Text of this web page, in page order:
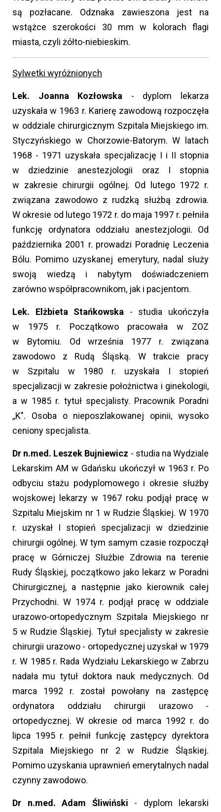
są pozłacane. Odznaka zawieszona jest na
wstążce szerokości 30 mm w kolorach flagi
miasta, czyli żółto-niebieskim.
Sylwetki wyróżnionych
Lek. Joanna Kozłowska - dyplom lekarza
uzyskała w 1963 r. Karierę zawodową rozpoczęła
w oddziale chirurgicznym Szpitala Miejskiego im.
Styczyńskiego w Chorzowie-Batorym. W latach
1968 - 1971 uzyskała specjalizację I i II stopnia
w dziedzinie anestezjologii oraz I stopnia
w zakresie chirurgii ogólnej. Od lutego 1972 r.
związana zawodowo z rudzką służbą zdrowia.
W okresie od lutego 1972 r. do maja 1997 r. pełniła
funkcję ordynatora oddziału anestezjologii. Od
października 2001 r. prowadzi Poradnię Leczenia
Bólu. Pomimo uzyskanej emerytury, nadal służy
swoją wiedzą i nabytym doświadczeniem
zarówno współpracownikom, jak i pacjentom.
Lek. Elżbieta Stańkowska - studia ukończyła
w 1975 r. Początkowo pracowała w ZOZ
w Bytomiu. Od września 1977 r. związana
zawodowo z Rudą Śląską. W trakcie pracy
w Szpitalu w 1980 r. uzyskała I stopień
specjalizacji w zakresie położnictwa i ginekologii,
a w 1985 r. tytuł specjalisty. Pracownik Poradni
,,K". Osoba o nieposzlakowanej opinii, wysoko
ceniony specjalista.
Dr n.med. Leszek Bujniewicz - studia na Wydziale
Lekarskim AM w Gdańsku ukończył w 1963 r. Po
odbyciu stażu podyplomowego i okresie służby
wojskowej lekarzy w 1967 roku podjął pracę w
Szpitalu Miejskim nr 1 w Rudzie Śląskiej. W 1970
r. uzyskał I stopień specjalizacji w dziedzinie
chirurgii ogólnej. W tym samym czasie rozpoczął
pracę w Górniczej Służbie Zdrowia na terenie
Rudy Śląskiej, początkowo jako lekarz w Poradni
Chirurgicznej, a następnie jako kierownik całej
Przychodni. W 1974 r. podjął pracę w oddziale
urazowo-ortopedycznym Szpitala Miejskiego nr
5 w Rudzie Śląskiej. Tytuł specjalisty w zakresie
chirurgii urazowo - ortopedycznej uzyskał w 1979
r. W 1985 r. Rada Wydziału Lekarskiego w Zabrzu
nadała mu tytuł doktora nauk medycznych. Od
marca 1992 r. został powołany na zastępcę
ordynatora oddziału chirurgii urazowo -
ortopedycznej. W okresie od marca 1992 r. do
lipca 1995 r. pełnił funkcję zastępcy dyrektora
Szpitala Miejskiego nr 2 w Rudzie Śląskiej.
Pomimo uzyskania uprawnień emerytalnych nadal
czynny zawodowo.
Dr n.med. Adam Śliwiński - dyplom lekarski